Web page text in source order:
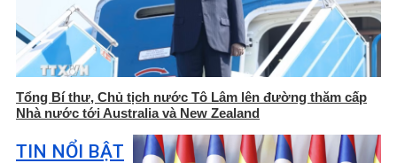
Tổng Bí thư, Chủ tịch nước Tô Lâm lên đường thăm cấp
Nhà nước tới Australia và New Zealand
TIN NỔI BẬT